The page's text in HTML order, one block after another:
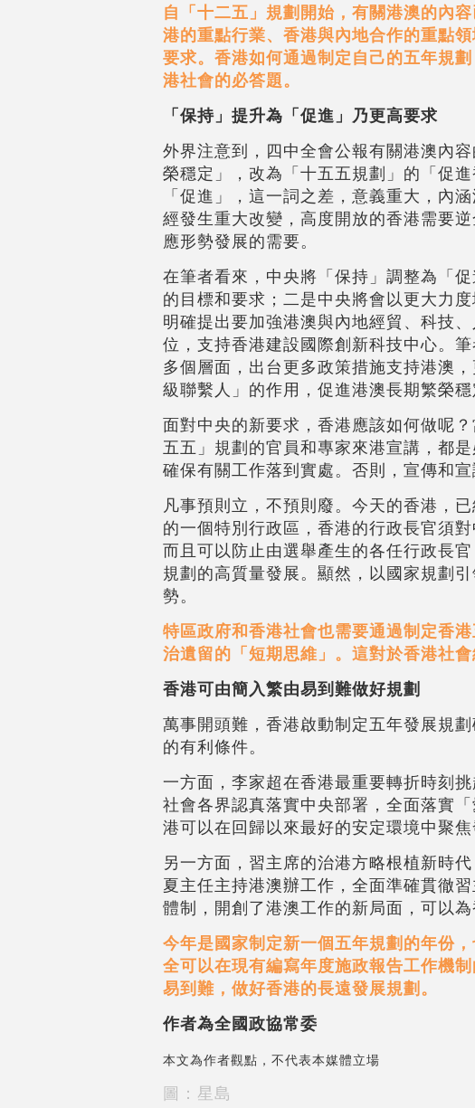
自「十二五」規劃開始，有關港澳的內
港的重點行業、香港與內地合作的重點
要求。香港如何通過制定自己的五年規
港社會的必答題。
「保持」提升為「促進」乃更高要求
外界注意到，四中全會公報有關港澳內
榮穩定」，改為「十五五規劃」的「促
「促進」，這一詞之差，意義重大，內
經發生重大改變，高度開放的香港需要
應形勢發展的需要。
在筆者看來，中央將「保持」調整為「
的目標和要求；二是中央將會以更大力
明確提出要加強港澳與內地經貿、科技
位，支持香港建設國際創新科技中心。
多個層面，出台更多政策措施支持港澳
級聯繫人」的作用，促進港澳長期繁榮穩
面對中央的新要求，香港應該如何做呢
五五」規劃的官員和專家來港宣講，都
確保有關工作落到實處。否則，宣傳和
凡事預則立，不預則廢。今天的香港，
的一個特別行政區，香港的行政長官須
而且可以防止由選舉產生的各任行政長
規劃的高質量發展。顯然，以國家規劃
勢。
特區政府和香港社會也需要通過制定香
治遺留的「短期思維」。這對於香港社
香港可由簡入繁由易到難做好規劃
萬事開頭難，香港啟動制定五年發展規
的有利條件。
一方面，李家超在香港最重要轉折時刻
社會各界認真落實中央部署，全面落實
港可以在回歸以來最好的安定環境中聚焦
另一方面，習主席的治港方略根植新時
夏主任主持港澳辦工作，全面準確貫徹
體制，開創了港澳工作的新局面，可以
今年是國家制定新一個五年規劃的年份
全可以在現有編寫年度施政報告工作機
易到難，做好香港的長遠發展規劃。
作者為全國政協常委
本文為作者觀點，不代表本媒體立場
圖：星島